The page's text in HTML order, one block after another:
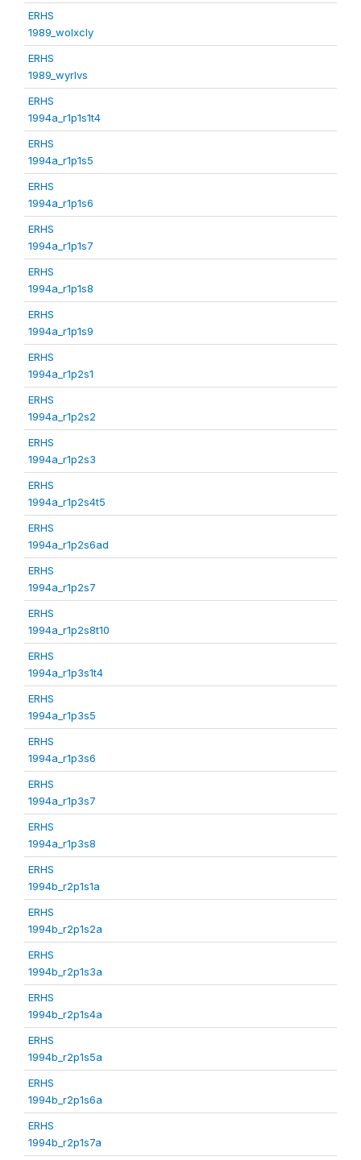
ERHS
1989_wolxcly
ERHS
1989_wyrlvs
ERHS
1994a_r1p1s1t4
ERHS
1994a_r1p1s5
ERHS
1994a_r1p1s6
ERHS
1994a_r1p1s7
ERHS
1994a_r1p1s8
ERHS
1994a_r1p1s9
ERHS
1994a_r1p2s1
ERHS
1994a_r1p2s2
ERHS
1994a_r1p2s3
ERHS
1994a_r1p2s4t5
ERHS
1994a_r1p2s6ad
ERHS
1994a_r1p2s7
ERHS
1994a_r1p2s8t10
ERHS
1994a_r1p3s1t4
ERHS
1994a_r1p3s5
ERHS
1994a_r1p3s6
ERHS
1994a_r1p3s7
ERHS
1994a_r1p3s8
ERHS
1994b_r2p1s1a
ERHS
1994b_r2p1s2a
ERHS
1994b_r2p1s3a
ERHS
1994b_r2p1s4a
ERHS
1994b_r2p1s5a
ERHS
1994b_r2p1s6a
ERHS
1994b_r2p1s7a